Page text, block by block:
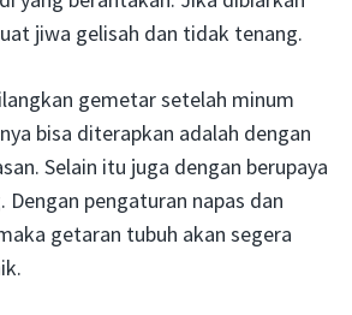
jiwa gelisah dan tidak tenang.
gemetar setelah minum
bisa diterapkan adalah dengan
Selain itu juga dengan berupaya
pengaturan napas dan
getaran tubuh akan segera